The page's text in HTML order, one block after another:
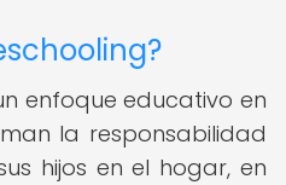
enfoque educativo en
la responsabilidad
hijos en el hogar, en